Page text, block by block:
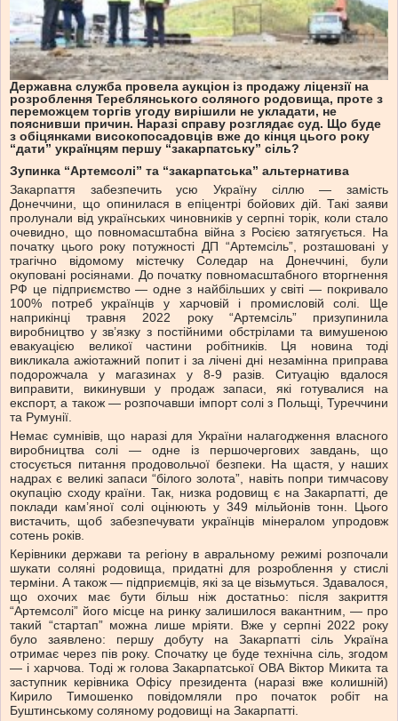
Державна служба провела аукціон із продажу ліцензії на
розроблення Тереблянського соляного родовища, проте з
переможцем торгів угоду вирішили не укладати, не
пояснивши причин. Наразі справу розглядає суд. Що буде
з обіцянками високопосадовців вже до кінця цього року
“дати” українцям першу “закарпатську” сіль?
Зупинка “Артемсолі” та “закарпатська” альтернатива
Закарпаття забезпечить усю Україну сіллю — замість
Донеччини, що опинилася в епіцентрі бойових дій. Такі заяви
пролунали від українських чиновників у серпні торік, коли стало
очевидно, що повномасштабна війна з Росією затягується. На
початку цього року потужності ДП “Артемсіль”, розташовані у
трагічно відомому містечку Соледар на Донеччині, були
окуповані росіянами. До початку повномасштабного вторгнення
РФ це підприємство — одне з найбільших у світі — покривало
100% потреб українців у харчовій і промисловій солі. Ще
наприкінці травня 2022 року “Артемсіль” призупинила
виробництво у зв’язку з постійними обстрілами та вимушеною
евакуацією великої частини робітників. Ця новина тоді
викликала ажіотажний попит і за лічені дні незамінна приправа
подорожчала у магазинах у 8-9 разів. Ситуацію вдалося
виправити, викинувши у продаж запаси, які готувалися на
експорт, а також — розпочавши імпорт солі з Польщі, Туреччини
та Румунії.
Немає сумнівів, що наразі для України налагодження власного
виробництва солі — одне із першочергових завдань, що
стосується питання продовольчої безпеки. На щастя, у наших
надрах є великі запаси “білого золота”, навіть попри тимчасову
окупацію сходу країни. Так, низка родовищ є на Закарпатті, де
поклади кам’яної солі оцінюють у 349 мільйонів тонн. Цього
вистачить, щоб забезпечувати українців мінералом упродовж
сотень років.
Керівники держави та регіону в авральному режимі розпочали
шукати соляні родовища, придатні для розроблення у стислі
терміни. А також — підприємців, які за це візьмуться. Здавалося,
що охочих має бути більш ніж достатньо: після закриття
“Артемсолі” його місце на ринку залишилося вакантним, — про
такий “стартап” можна лише мріяти. Вже у серпні 2022 року
було заявлено: першу добуту на Закарпатті сіль Україна
отримає через пів року. Спочатку це буде технічна сіль, згодом
— і харчова. Тоді ж голова Закарпатської ОВА Віктор Микита та
заступник керівника Офісу президента (наразі вже колишній)
Кирило Тимошенко повідомляли про початок робіт на
Буштинському соляному родовищі на Закарпатті.